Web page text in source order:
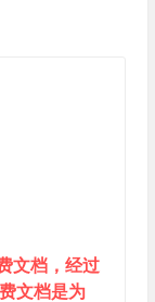
文档，经过
文档是为